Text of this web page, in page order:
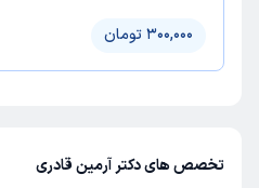
300,000 تومان
تخصص های دکتر آرمین قادری